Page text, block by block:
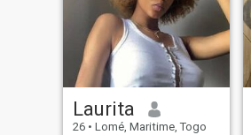
Laurita
26 • Lomé, Maritime, Togo